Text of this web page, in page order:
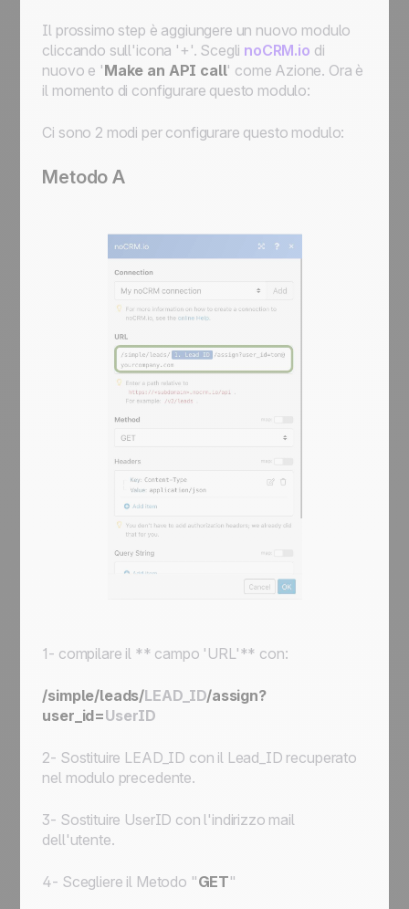
Il prossimo step è aggiungere un nuovo modulo
cliccando sull'icona '+'. Scegli noCRM.io di
nuovo e 'Make an API call' come Azione. Ora è
il momento di configurare questo modulo:
Ci sono 2 modi per configurare questo modulo:
Metodo A
1- compilare il ** campo 'URL'** con:
/simple/leads/LEAD_ID/assign?
user_id=UserID
2- Sostituire LEAD_ID con il Lead_ID recuperato
nel modulo precedente.
3- Sostituire UserID con l'indirizzo mail
dell'utente.
4- Scegliere il Metodo "GET"